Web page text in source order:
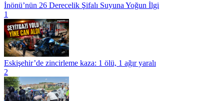
İnönü’nün 26 Derecelik Şifalı Suyuna Yoğun İlgi
1
Eskişehir’de zincirleme kaza: 1 ölü, 1 ağır yaralı
2